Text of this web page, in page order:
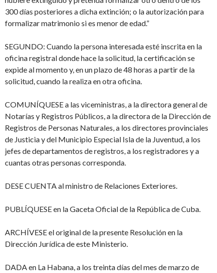
300 días posteriores a dicha extinción; o la autorización para
formalizar matrimonio si es menor de edad.”
SEGUNDO: Cuando la persona interesada esté inscrita en la
oficina registral donde hace la solicitud, la certificación se
expide al momento y, en un plazo de 48 horas a partir de la
solicitud, cuando la realiza en otra oficina.
COMUNÍQUESEa las viceministras, a la directora general de
Notarías y Registros Públicos, a la directora de la Dirección de
Registros de Personas Naturales, a los directores provinciales
de Justicia y del Municipio Especial Isla de la Juventud, a los
jefes de departamentos de registros, a los registradores y a
cuantas otras personas corresponda.
DESE CUENTA al ministro de Relaciones Exteriores.
PUBLÍQUESEen la Gaceta Oficial de la República de Cuba.
ARCHÍVESEel original de la presente Resolución en la
Dirección Jurídica de este Ministerio.
DADA en La Habana, a los treinta días del mes de marzo de